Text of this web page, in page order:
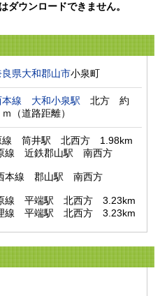
ダウンロードできません。
良県大和郡山市小泉町
本線 大和小泉駅 北方　約
ｍ（道路距離）
　筒井駅　北西方　1.98km
線　平端駅　北西方　3.23km